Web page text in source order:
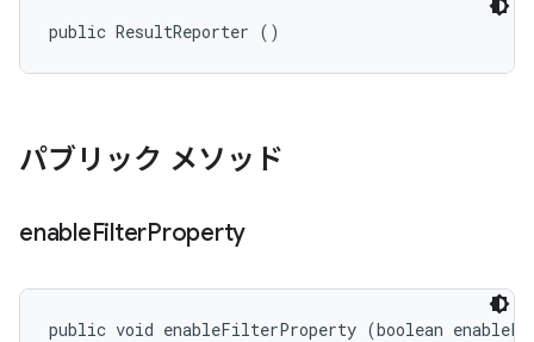
public ResultReporter ()
パブリック メソッド
enableFilterProperty
public void enableFilterProperty (boolean